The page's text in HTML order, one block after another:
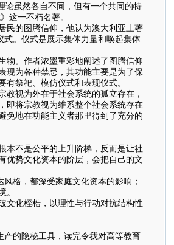
虽然各自不同，但有一个共同的特
这一不朽名著。
民的图腾信仰，他认为澳大利亚土著
式。仪式是展示集体力量和唤起集体
物。作者浓墨重彩地阐述了图腾信仰
为各种禁忌，其功能主要是为了保
祭祀、模仿仪式和表现仪式。
视为外在于社会系统的孤立存在，
将宗教视为维系整个社会系统存在
地在功能主义者那里得到了充分的
不是公平的上升阶梯，反而是让社
优势文化资本的阶层，会把自己的文
格，都深受家庭文化资本的影响；
。
文化桎梏，以理性与行动对抗结构性
的隐秘工具，读完令我对高等教育